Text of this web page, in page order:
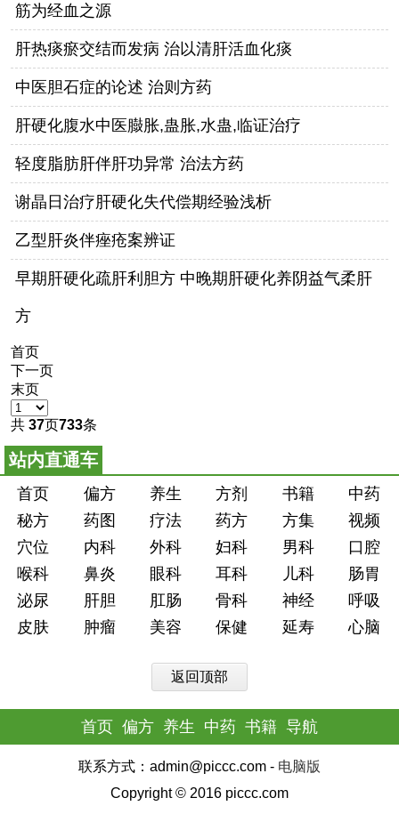
筋为经血之源
肝热痰瘀交结而发病 治以清肝活血化痰
中医胆石症的论述 治则方药
肝硬化腹水中医臌胀,蛊胀,水蛊,临证治疗
轻度脂肪肝伴肝功异常 治法方药
谢晶日治疗肝硬化失代偿期经验浅析
乙型肝炎伴痤疮案辨证
早期肝硬化疏肝利胆方 中晚期肝硬化养阴益气柔肝
方
首页
下一页
末页
共 37页733条
站内直通车
首页 偏方 养生 方剂 书籍
中药
秘方
药图 疗法 药方 方集
视频
穴位
内科 外科 妇科 男科
口腔
喉科
鼻炎 眼科 耳科 儿科
肠胃
泌尿
肝胆 肛肠 骨科 神经
呼吸
皮肤
肿瘤 美容 保健 延寿 心脑
返回顶部
首页 偏方 养生 中药 书籍 导航
联系方式：admin@piccc.com - 电脑版
Copyright © 2016 piccc.com